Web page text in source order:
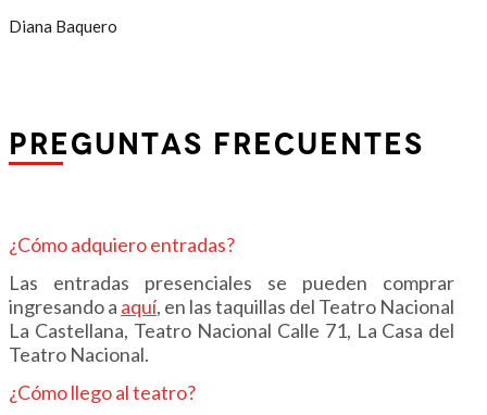
Diana Baquero
PREGUNTAS FRECUENTES
¿Cómo adquiero entradas?
Las entradas presenciales se pueden comprar
ingresando a aquí, en las taquillas del Teatro Nacional
La Castellana, Teatro Nacional Calle 71, La Casa del
Teatro Nacional.
¿Cómo llego al teatro?